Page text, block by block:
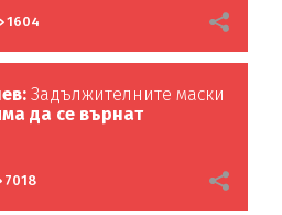
1604
Задължителните маски
да се върнат
7018